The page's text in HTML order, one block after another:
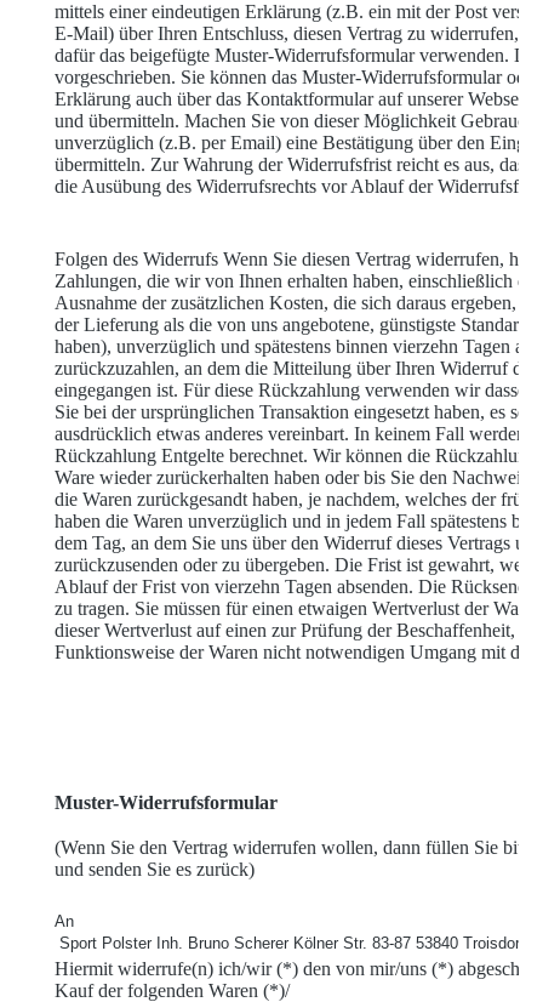
mittels einer eindeutigen Erklärung (z.B. ein mit der Post
E-Mail) über Ihren Entschluss, diesen Vertrag zu widerrufen,
dafür das beigefügte Muster-Widerrufsformular verwenden.
vorgeschrieben. Sie können das Muster-Widerrufsformular
Erklärung auch über das Kontaktformular auf unserer
und übermitteln. Machen Sie von dieser Möglichkeit
unverzüglich (z.B. per Email) eine Bestätigung über den
übermitteln. Zur Wahrung der Widerrufsfrist reicht es aus, dass
die Ausübung des Widerrufsrechts vor Ablauf der Widerrufsfrist
Folgen des Widerrufs Wenn Sie diesen Vertrag widerrufen,
Zahlungen, die wir von Ihnen erhalten haben, einschließlich
Ausnahme der zusätzlichen Kosten, die sich daraus ergeben,
der Lieferung als die von uns angebotene, günstigste
haben), unverzüglich und spätestens binnen vierzehn Tagen ab
zurückzuzahlen, an dem die Mitteilung über Ihren Widerruf
eingegangen ist. Für diese Rückzahlung verwenden wir
Sie bei der ursprünglichen Transaktion eingesetzt haben, es sei
ausdrücklich etwas anderes vereinbart. In keinem Fall werden
Rückzahlung Entgelte berechnet. Wir können die
Ware wieder zurückerhalten haben oder bis Sie den Nachweis
die Waren zurückgesandt haben, je nachdem, welches der
haben die Waren unverzüglich und in jedem Fall spätestens
dem Tag, an dem Sie uns über den Widerruf dieses Vertrags
zurückzusenden oder zu übergeben. Die Frist ist gewahrt,
Ablauf der Frist von vierzehn Tagen absenden. Die
zu tragen. Sie müssen für einen etwaigen Wertverlust der
dieser Wertverlust auf einen zur Prüfung der Beschaffenheit,
Funktionsweise der Waren nicht notwendigen Umgang mit
Muster-Widerrufsformular
(Wenn Sie den Vertrag widerrufen wollen, dann füllen Sie bitte
und senden Sie es zurück)
An
Sport Polster Inh. Bruno Scherer Kölner Str. 83-87 53840 Troisdorf
Hiermit widerrufe(n) ich/wir (*) den von mir/uns (*)
Kauf der folgenden Waren (*)/